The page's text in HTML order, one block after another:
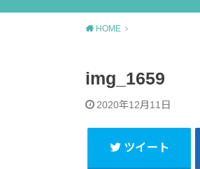
HOME
img_1659
2020年12月11日
ツイート